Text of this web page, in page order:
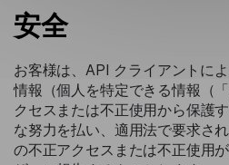
安全
お客様は、API クライアントに
情報（個人を特定できる情報（
クセスまたは不正使用から保護
な努力を払い、適用法で要求さ
の不正アクセスまたは不正使用